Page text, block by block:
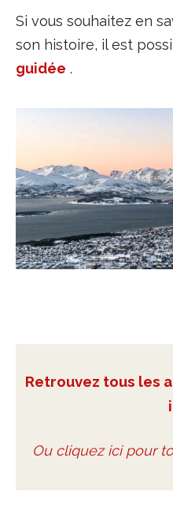
Si vous souhaitez en
son histoire, il est
guidée .
Retrouvez tous les
Ou cliquez ici pour